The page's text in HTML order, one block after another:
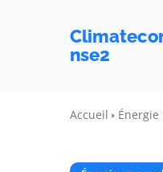
nse2
Accueil